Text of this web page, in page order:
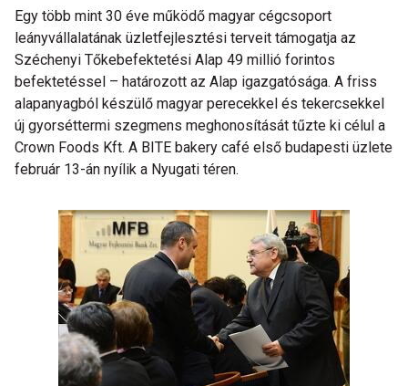
Egy több mint 30 éve működő magyar cégcsoport
leányvállalatának üzletfejlesztési terveit támogatja az
Széchenyi Tőkebefektetési Alap 49 millió forintos
befektetéssel – határozott az Alap igazgatósága. A friss
alapanyagból készülő magyar perecekkel és tekercsekkel
új gyorséttermi szegmens meghonosítását tűzte ki célul a
Crown Foods Kft. A BITE bakery café első budapesti üzlete
február 13-án nyílik a Nyugati téren.